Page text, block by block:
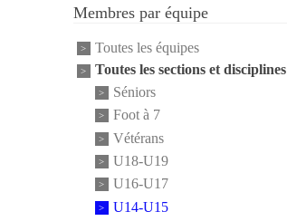
Membres par équipe
Toutes les équipes
Toutes les sections et disciplines
Séniors
Foot à 7
Vétérans
U18-U19
U16-U17
U14-U15